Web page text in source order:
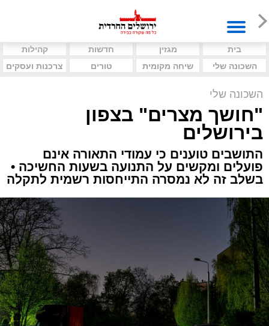
בית מגזין חדשות
קהילות
השכונה שלי
שיחה מקומית טורים צרכנות ועסקים
השכונה שלי
"חושך מצרים" בצפון
בירושלים
התושבים טוענים כי עמודי התאורה אינם
פועלים ומקשים על התנועה בשעות החשיכה •
בשלב זה לא נמסרה התייחסות רשמית לתקלה